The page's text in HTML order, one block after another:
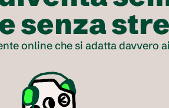
senza
online che si adatta davvero